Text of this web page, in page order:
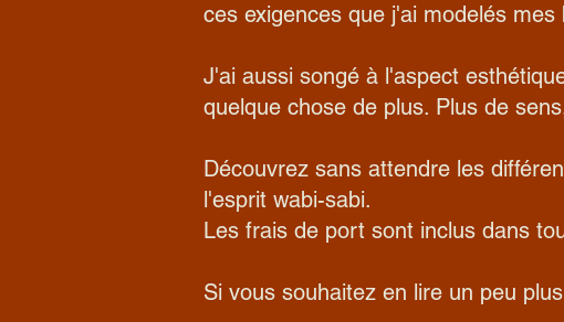
ces exigences que j'ai modelés
J'ai aussi songé à l'aspect
quelque chose de plus. Plus de
Découvrez sans attendre les
l'esprit wabi-sabi.
Les frais de port sont inclus dans
Si vous souhaitez en lire un peu